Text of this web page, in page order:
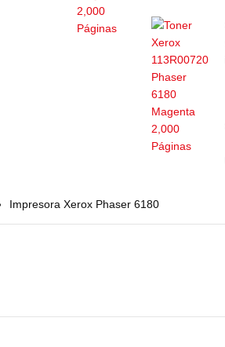
Impresora Xerox Phaser 6180